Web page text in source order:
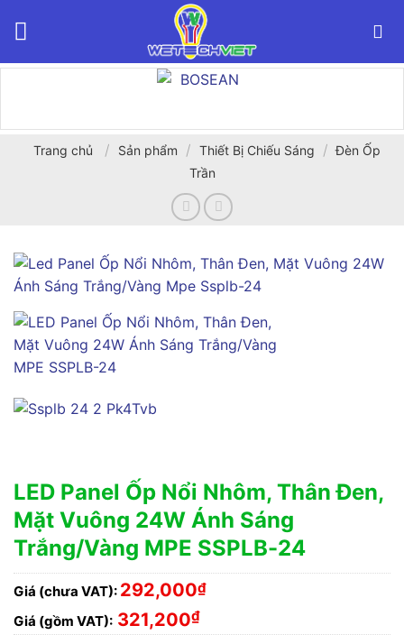
Trang chủ / Sản phẩm / Thiết Bị Chiếu Sáng / Đèn Ốp
Trần
LED Panel Ốp Nổi Nhôm, Thân Đen,
Mặt Vuông 24W Ánh Sáng
Trắng/Vàng MPE SSPLB-24
Giá (chưa VAT): 292,000₫
Giá (gồm VAT): 321,200₫